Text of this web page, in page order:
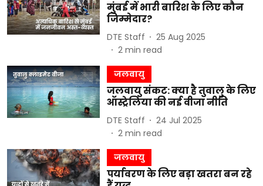
मुंबई में भारी बारिश के लिए कौन
जिम्मेदार?
DTE Staff
25 Aug 2025
2 min read
जलवायु
जलवायु संकट: क्या है तुवालु के लिए
ऑस्ट्रेलिया की नई वीजा नीति
DTE Staff
24 Jul 2025
2 min read
जलवायु
पर्यावरण के लिए बड़ा खतरा बन रहे